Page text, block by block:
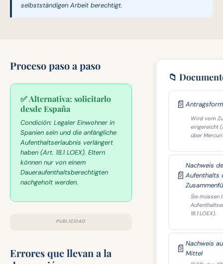
selbstständigen Arbeit berechtigt.
Proceso paso a paso
✅ Alternativa: solicitarlo
desde España
Condición: Legaler Einwohner in
Spanien sein und die anfängliche
Aufenthaltserlaubnis verlängert
haben (Art. 18.1 LOEX). Eltern
können nur von einem
Daueraufenthaltsberechtigten
nachgeholt werden.
PUBLICIDAD
Errores que llevan a la
📁
📄
Wird vom
eingereicht
über
📄
Nachweis
Aufenthalts
Sie müssen
18.1 LOEX).
📄 Nachweis
Mittel